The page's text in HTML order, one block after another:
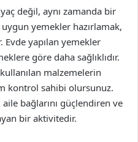
değil, aynı zamanda bir
uygun yemekler hazırlamak,
Evde yapılan yemekler
göre daha sağlıklıdır.
malzemelerin
kontrol sahibi olursunuz.
bağlarını güçlendiren ve
bir aktivitedir.